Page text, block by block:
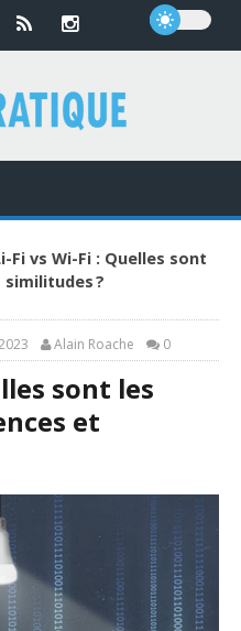
Fi vs Wi-Fi : Quelles sont
?
Alain Roache 0
sont les
et